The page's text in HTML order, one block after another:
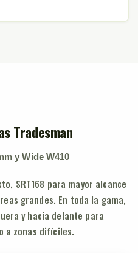
Tradesman
y Wide W410
SRT168 para mayor alcance
grandes. En toda la gama,
y hacia delante para
a zonas difíciles.